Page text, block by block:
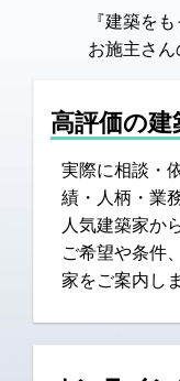
『建築を
お施主さん
高評価の建
実際に相談・
績・人柄・業
人気建築家か
ご希望や条件
家をご案内し